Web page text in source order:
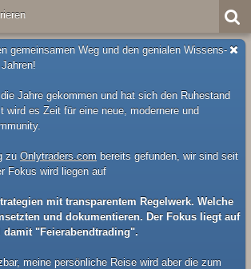
gemeinsamen Weg und den genialen Wissens-
Jahre gekommen und hat sich den Ruhestand
wird es Zeit für eine neue, modernere und
zu Onlytraders.com bereits gefunden, wir sind seit
Fokus wird liegen auf
mit transparentem Regelwerk. Welche
und dokumentieren. Der Fokus liegt auf
damit "Feierabendtrading".
meine persönliche Reise wird aber die zum